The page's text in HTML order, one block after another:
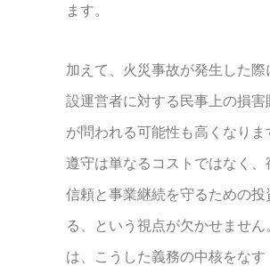
ます。
加えて、火災事故が発生した際
設運営者に対する民事上の損害
が問われる可能性も高くなりま
遵守は単なるコストではなく、
信頼と事業継続を守るための投
る、という視点が欠かせませ
は、こうした義務の中核をなす